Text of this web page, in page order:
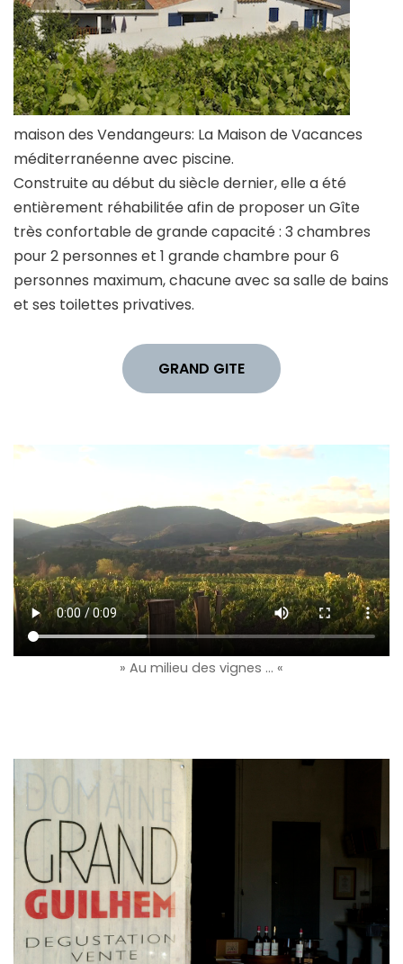
maison des Vendangeurs: La Maison de Vacances
méditerranéenne avec piscine.
Construite au début du siècle dernier, elle a été
entièrement réhabilitée afin de proposer un Gîte
très confortable de grande capacité : 3 chambres
pour 2 personnes et 1 grande chambre pour 6
personnes maximum, chacune avec sa salle de bains
et ses toilettes privatives.
GRAND GITE
» Au milieu des vignes … «